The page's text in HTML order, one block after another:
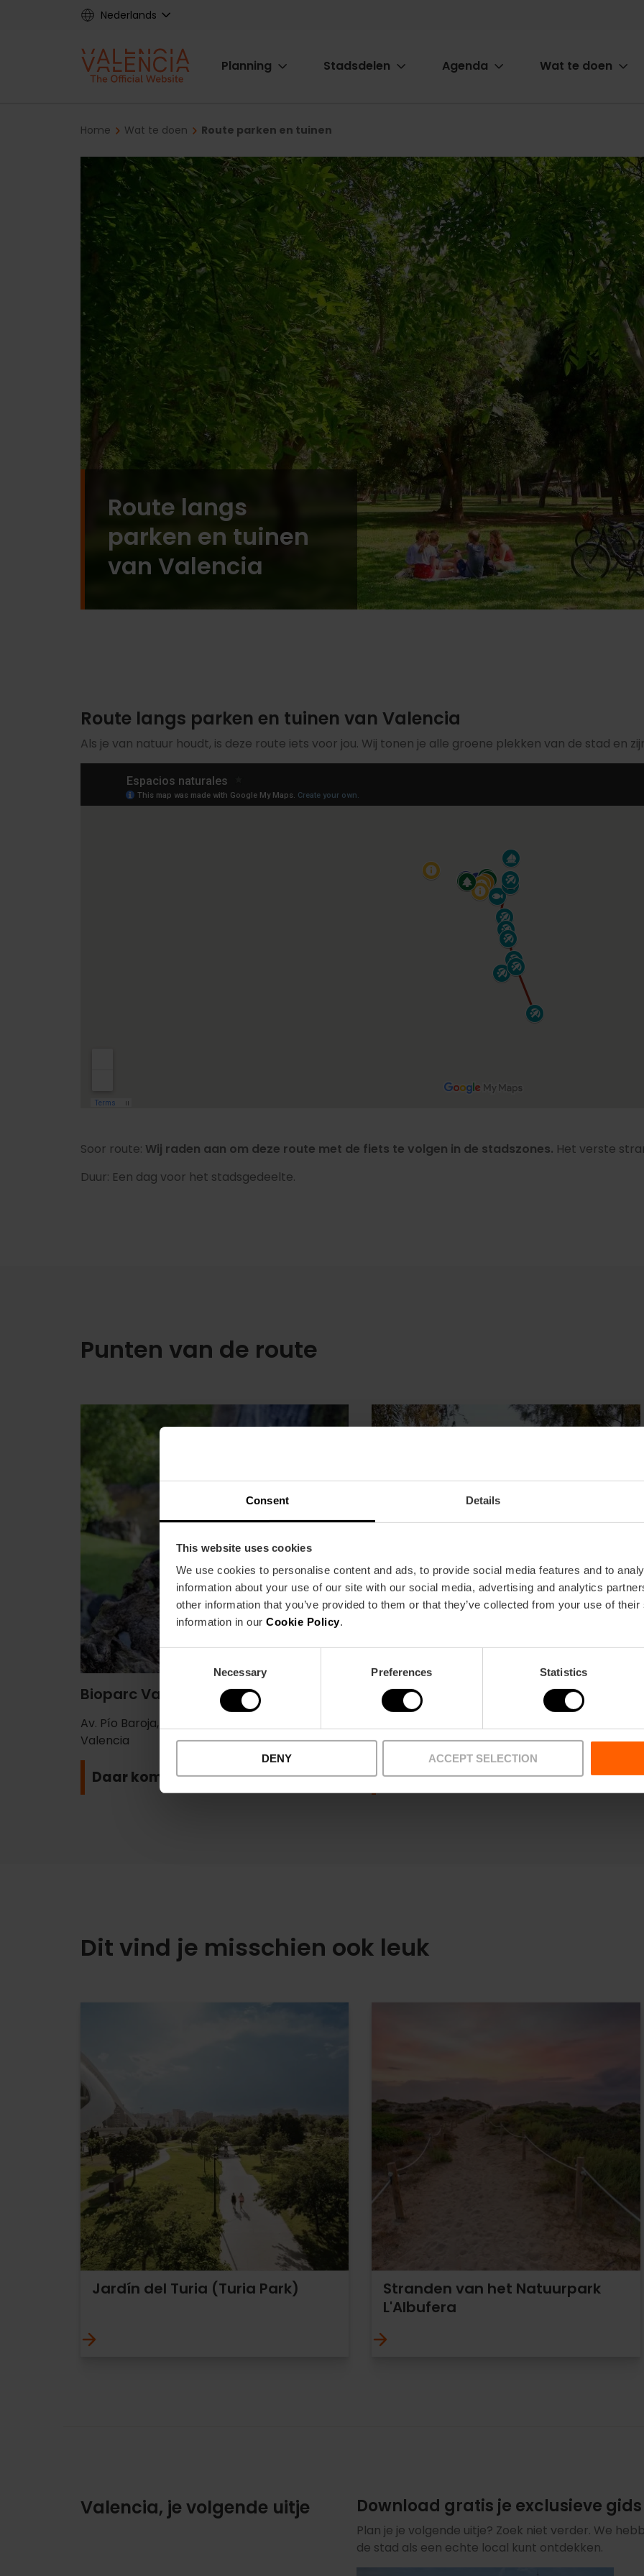
Consent Details
This website uses cookies
We use cookies to personalise content and ads, to provide social media features and to
information about your use of our site with our social media, advertising and analytics
other information that you’ve provided to them or that they’ve collected from your use of
information in our Cookie Policy.
Selection
Necessary Preferences Statistics
DENY ACCEPT SELECTION
Nederlands
Main
Planning Stadsdelen Agenda Wat te doen
Breadcrumb
Home Wat te doen Route parken en tuinen
Route langs
parken en tuinen
van Valencia
Route langs parken en tuinen van Valencia
Als je van natuur houdt, is deze route iets voor jou. Wij tonen je alle groene plekken van de stad en
Soor route: Wij raden aan om deze route met de fiets te volgen in de stadszones. Het verste
Duur: Een dag voor het stadsgedeelte.
Punten van de route
Bioparc València (Zoo)
Av. Pío Baroja, 3, Campanar, 46015 València,
Valencia
Daar komen
Parque de Cabecera
Valencia
Daar komen
Dit vind je misschien ook leuk
Jardín del Turia (Turia Park)
Stranden van het Natuurpark
L'Albufera
Valencia, je volgende uitje Download gratis je exclusieve
Plan je je volgende uitje? Zoek niet verder. We
de stad als een echte local kunt ontdekken.